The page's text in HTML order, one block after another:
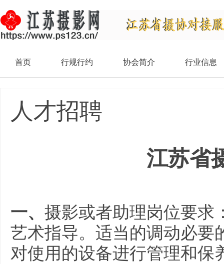
首页 行规行约 协会简介 行业信息
人才招聘
江苏省
一、 摄影或者助理岗位要求
艺术指导。适当的调动必要
对使用的设备进行管理和保